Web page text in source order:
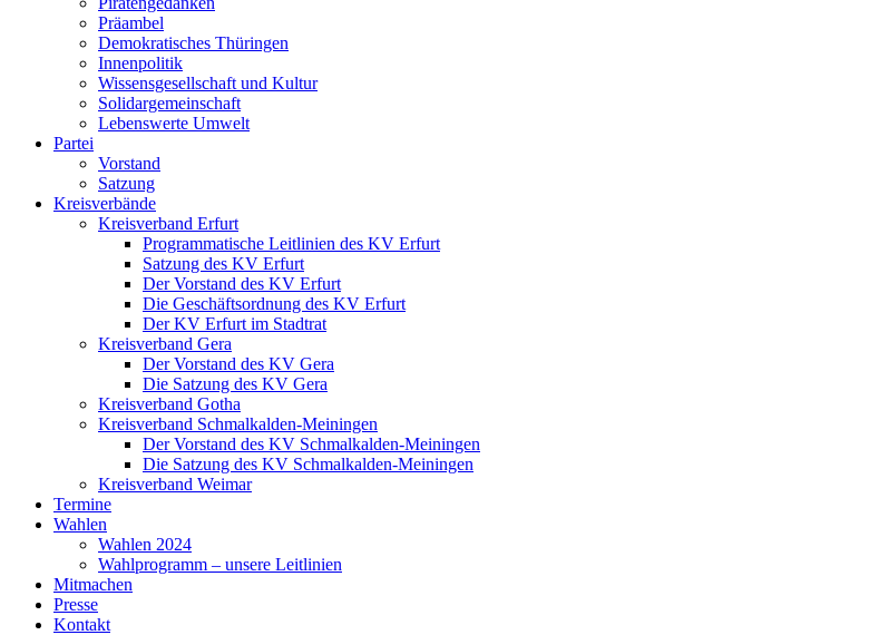
Präambel
Demokratisches Thüringen
Innenpolitik
Wissensgesellschaft und Kultur
Solidargemeinschaft
Lebenswerte Umwelt
Partei
Vorstand
Satzung
Kreisverbände
Kreisverband Erfurt
Programmatische Leitlinien des KV Erfurt
Satzung des KV Erfurt
Der Vorstand des KV Erfurt
Die Geschäftsordnung des KV Erfurt
Der KV Erfurt im Stadtrat
Kreisverband Gera
Der Vorstand des KV Gera
Die Satzung des KV Gera
Kreisverband Gotha
Kreisverband Schmalkalden-Meiningen
Der Vorstand des KV Schmalkalden-Meiningen
Die Satzung des KV Schmalkalden-Meiningen
Kreisverband Weimar
Termine
Wahlen
Wahlen 2024
Wahlprogramm – unsere Leitlinien
Mitmachen
Presse
Kontakt